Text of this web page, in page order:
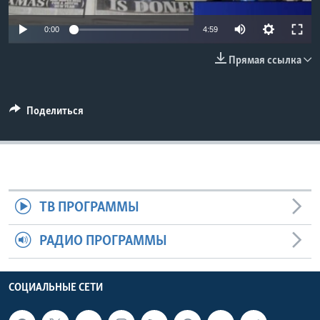
Learning English
0:00 4:59
Прямая ссылка
Поделиться
ТВ ПРОГРАММЫ
РАДИО ПРОГРАММЫ
СОЦИАЛЬНЫЕ СЕТИ